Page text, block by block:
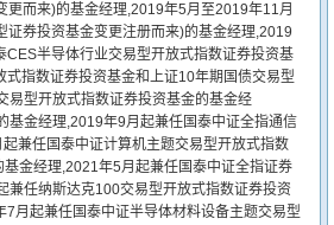
而来)的基金经理,2019年5月至2019年11月
券投资基金变更注册而来)的基金经理,2019
半导体行业交易型开放式指数证券投资基
指数证券投资基金和上证10年期国债交易型
易型开放式指数证券投资基金的基金经
基金经理,2019年9月起兼任国泰中证全指通信
兼任国泰中证计算机主题交易型开放式指数
金经理,2021年5月起兼任国泰中证全指证券
兼任纳斯达克100交易型开放式指数证券投资
月起兼任国泰中证半导体材料设备主题交易型